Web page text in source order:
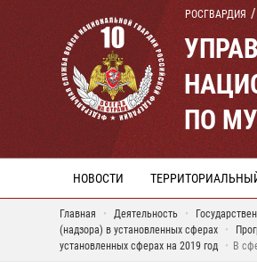
РОСГВАРДИЯ
ПО
НОВОСТИ
Главная Деятельность
(надзора) в установленных сферах
установленных сферах на 2019 год
В